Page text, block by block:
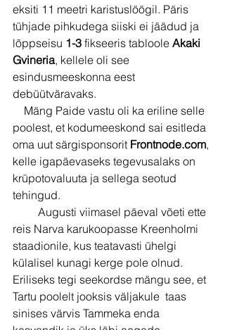
eksiti 11 meetri karistuslöögil. Päris
tühjade pihkudega siiski ei jäädud ja
lõppseisu 1-3 fikseeris tabloole Akaki
Gvineria, kellele oli see
esindusmeeskonna eest
debüütväravaks.
Mäng Paide vastu oli ka eriline selle
poolest, et kodumeeskond sai esitleda
oma uut särgisponsorit Frontnode.com,
kelle igapäevaseks tegevusalaks on
krüpotovaluuta ja sellega seotud
tehingud.
Augusti viimasel päeval võeti ette
reis Narva karukoopasse Kreenholmi
staadionile, kus teatavasti ühelgi
külalisel kunagi kerge pole olnud.
Eriliseks tegi seekordse mängu see, et
Tartu poolelt jooksis väljakule  taas
sinises värvis Tammeka enda